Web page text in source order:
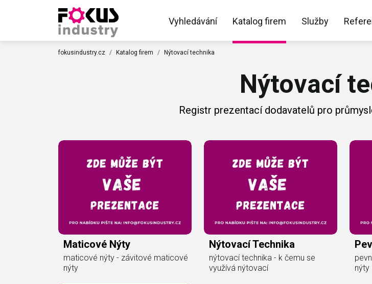
Vyhledávání Katalog firem Služby
fokusindustry.cz Katalog firem Nýtovací technika
Nýtovací
Registr prezentací dodavatelů pro
Maticové Nýty
maticové nýty - závitové maticové
nýty
Nýtovací Technika
nýtovací technika - k čemu se
využívá nýtovací
nýty